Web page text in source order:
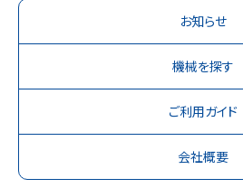
お知らせ
機械を探す
ご利用ガイド
会社概要